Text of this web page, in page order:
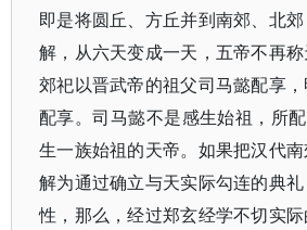
即是将圆丘、方丘并到南郊、北
解，从六天变成一天，五帝不再称
郊祀以晋武帝的祖父司马懿配享
配享。司马懿不是感生始祖，所
生一族始祖的天帝。如果把汉代
解为通过确立与天实际勾连的典
性，那么，经过郑玄经学不切实